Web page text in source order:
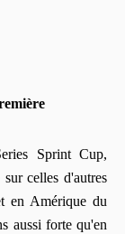
Sprint Cup,
celles d'autres
en Amérique du
aussi forte qu'en